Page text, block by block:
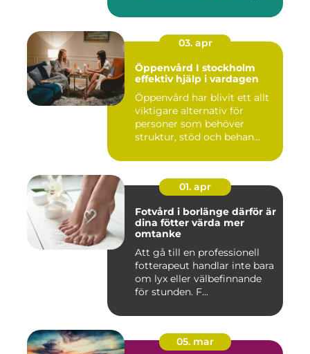
03. apr
Öppenvård I stockholm
effektiv hjälp i vardagen
Öppenvård har blivit ett allt
viktigare alternativ för
personer som behöver
struktur, stöd och behan...
01. apr
Fotvård i borlänge därför är
dina fötter värda mer
omtanke
Att gå till en professionell
fotterapeut handlar inte bara
om lyx eller välbefinnande
för stunden. F...
05. mar